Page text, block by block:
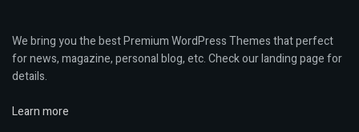
We bring you the best Premium WordPress Themes that perfect
for news, magazine, personal blog, etc. Check our landing page for
details.
Learn more